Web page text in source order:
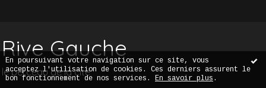
En poursuivant votre navigation sur ce site, vous
acceptez l'utilisation de cookies. Ces derniers assurent le
bon fonctionnement de nos services. En savoir plus .
Rive Gauche
le berceau de la cité